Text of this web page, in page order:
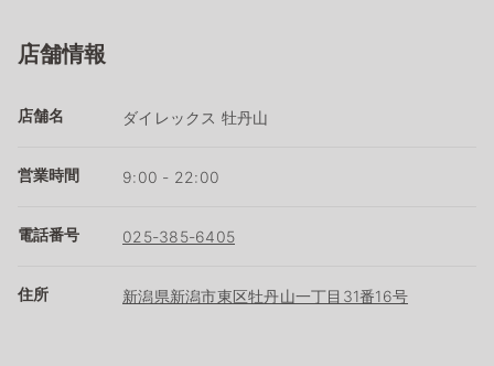
店舗情報
店舗名 ダイレックス 牡丹山
営業時間 9:00 - 22:00
電話番号 025-385-6405
住所 新潟県新潟市東区牡丹山一丁目31番16号